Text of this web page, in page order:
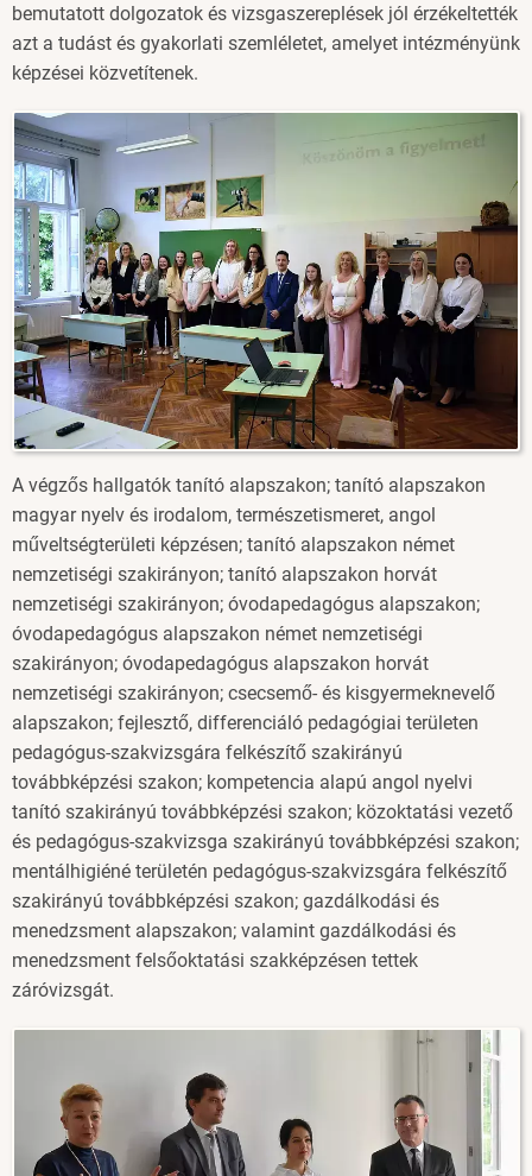
bemutatott dolgozatok és vizsgaszereplések jól érzékeltették
azt a tudást és gyakorlati szemléletet, amelyet intézményünk
képzései közvetítenek.
Image
A végzős hallgatók tanító alapszakon; tanító alapszakon
magyar nyelv és irodalom, természetismeret, angol
műveltségterületi képzésen; tanító alapszakon német
nemzetiségi szakirányon; tanító alapszakon horvát
nemzetiségi szakirányon; óvodapedagógus alapszakon;
óvodapedagógus alapszakon német nemzetiségi
szakirányon; óvodapedagógus alapszakon horvát
nemzetiségi szakirányon; csecsemő- és kisgyermeknevelő
alapszakon; fejlesztő, differenciáló pedagógiai területen
pedagógus-szakvizsgára felkészítő szakirányú
továbbképzési szakon; kompetencia alapú angol nyelvi
tanító szakirányú továbbképzési szakon; közoktatási vezető
és pedagógus-szakvizsga szakirányú továbbképzési szakon;
mentálhigiéné területén pedagógus-szakvizsgára felkészítő
szakirányú továbbképzési szakon; gazdálkodási és
menedzsment alapszakon; valamint gazdálkodási és
menedzsment felsőoktatási szakképzésen tettek
záróvizsgát.